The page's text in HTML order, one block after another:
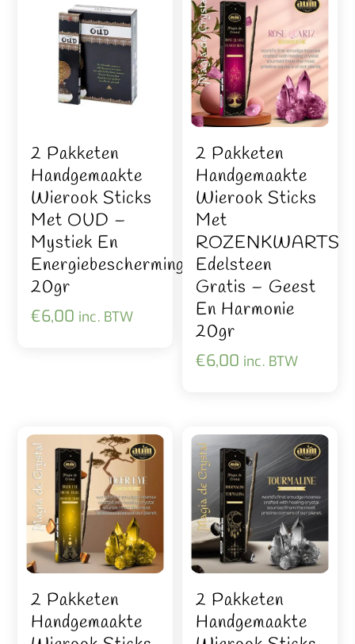
2 Pakketen
Handgemaakte
Wierook Sticks
Met OUD –
Mystiek En
Energiebescherming
20gr
€6,00 inc. BTW
2 Pakketen
Handgemaakte
Wierook Sticks
Met
ROZENKWARTS
Edelsteen
Gratis – Geest
En Harmonie
20gr
€6,00 inc. BTW
2 Pakketen
Handgemaakte
2 Pakketen
Handgemaakte